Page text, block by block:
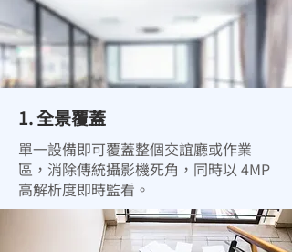
1. 全景覆蓋
單一設備即可覆蓋整個交誼廳或作業
區，消除傳統攝影機死角，同時以 4MP
高解析度即時監看。